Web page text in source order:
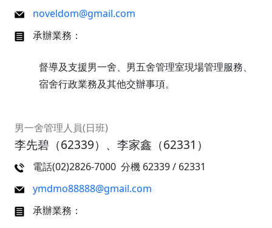
noveldom@gmail.com
承辦業務：
督導及支援男一舍、男五舍管理室現場管理服務、
宿舍行政業務及其他交辦事項。
男一舍管理人員(日班)
李先碧（62339）、李家鑫（62331）
電話(02)2826-7000 分機 62339 / 62331
ymdmo88888@gmail.com
承辦業務：